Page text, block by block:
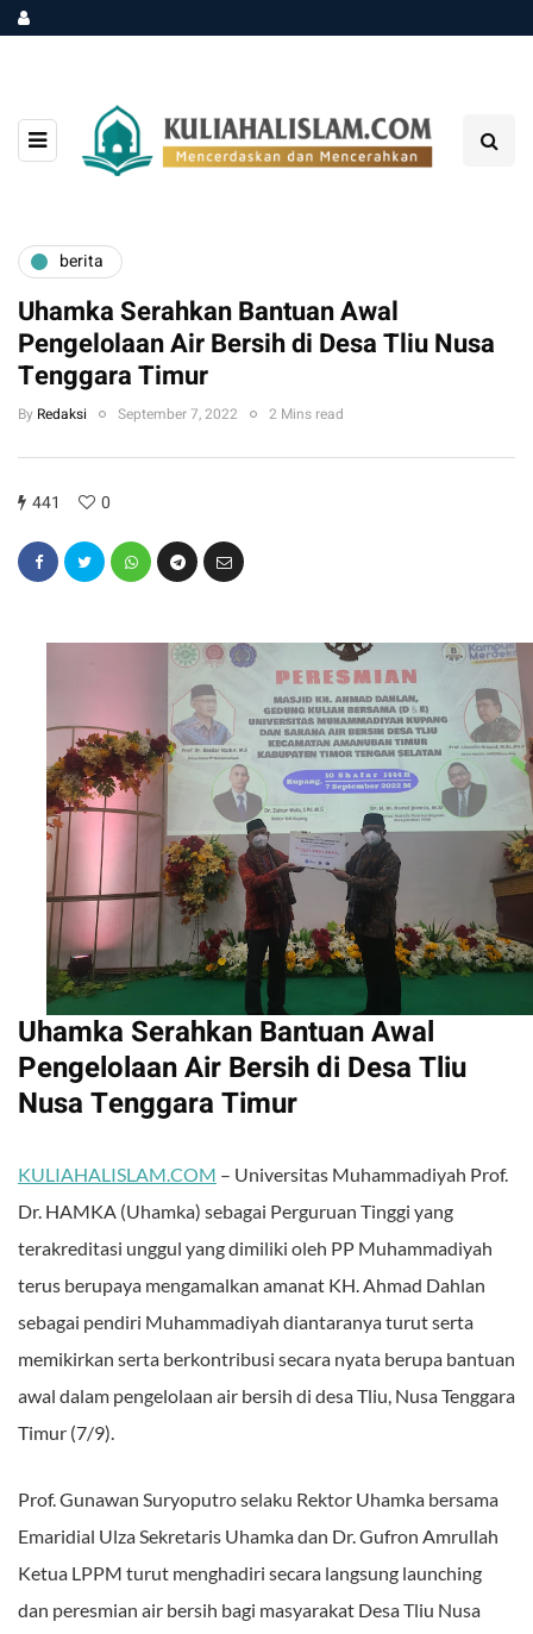
berita
Uhamka Serahkan Bantuan Awal
Pengelolaan Air Bersih di Desa Tliu Nusa
Tenggara Timur
By Redaksi September 7, 2022 2 Mins read
441 0
Uhamka Serahkan Bantuan Awal
Pengelolaan Air Bersih di Desa Tliu
Nusa Tenggara Timur
KULIAHALISLAM.COM – Universitas Muhammadiyah Prof.
Dr. HAMKA (Uhamka) sebagai Perguruan Tinggi yang
terakreditasi unggul yang dimiliki oleh PP Muhammadiyah
terus berupaya mengamalkan amanat KH. Ahmad Dahlan
sebagai pendiri Muhammadiyah diantaranya turut serta
memikirkan serta berkontribusi secara nyata berupa bantuan
awal dalam pengelolaan air bersih di desa Tliu, Nusa Tenggara
Timur (7/9).
Prof. Gunawan Suryoputro selaku Rektor Uhamka bersama
Emaridial Ulza Sekretaris Uhamka dan Dr. Gufron Amrullah
Ketua LPPM turut menghadiri secara langsung launching
dan peresmian air bersih bagi masyarakat Desa Tliu Nusa